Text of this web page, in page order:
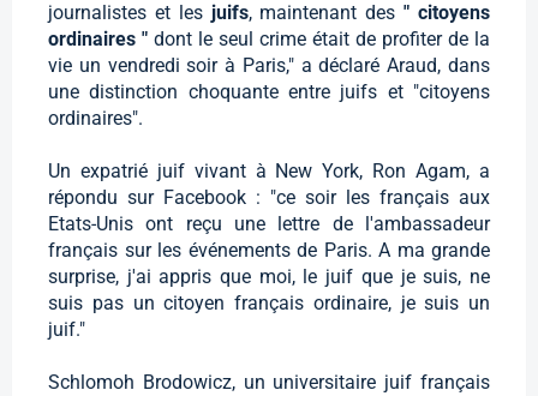
journalistes et les juifs, maintenant des" citoyens
ordinaires " dont le seul crime était de profiter de la
vie un vendredi soir à Paris," a déclaré Araud, dans
une distinction choquante entre juifs et "citoyens
ordinaires".
Un expatrié juif vivant à New York, Ron Agam, a
répondu sur Facebook : "ce soir les français aux
Etats-Unis ont reçu une lettre de l'ambassadeur
français sur les événements de Paris. A ma grande
surprise, j'ai appris que moi, le juif que je suis, ne
suis pas un citoyen français ordinaire, je suis un
juif."
Schlomoh Brodowicz, un universitaire juif français